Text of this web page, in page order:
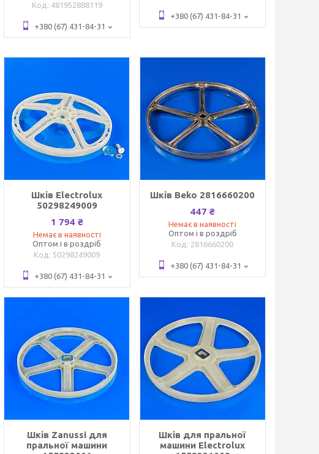
481952888119
+380 (67) 431-84-31
+380 (67) 431-84-31
Шків Electrolux
50298249009
1 794 ₴
Немає в наявності
Оптом і в роздріб
50298249009
+380 (67) 431-84-31
Шків Beko 2816660200
447 ₴
Немає в наявності
Оптом і в роздріб
2816660200
+380 (67) 431-84-31
Шків Zanussi для
пральної машини
Шків для пральної
машини Electrolux